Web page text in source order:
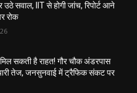
उठे सवाल, IIT से होगी जांच, रिपोर्ट आने
रोक
सकती है राहत! गौर चौक अंडरपास
तेज, जनसुनवाई में ट्रैफिक संकट पर